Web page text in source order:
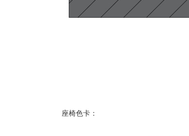
座椅色卡：